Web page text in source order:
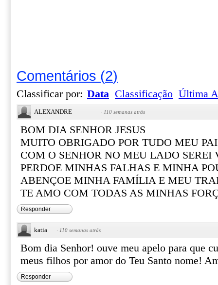
Comentários (2)
Classificar por: Data Classificação Última
ALEXANDRE · 110 semanas atrás
BOM DIA SENHOR JESUS
MUITO OBRIGADO POR TUDO MEU PAI
COM O SENHOR NO MEU LADO SEREI
PERDOE MINHAS FALHAS E MINHA
ABENÇOE MINHA FAMÍLIA E MEU
TE AMO COM TODAS AS MINHAS
Responder
katia · 110 semanas atrás
Bom dia Senhor! ouve meu apelo para que
meus filhos por amor do Teu Santo nome!
Responder